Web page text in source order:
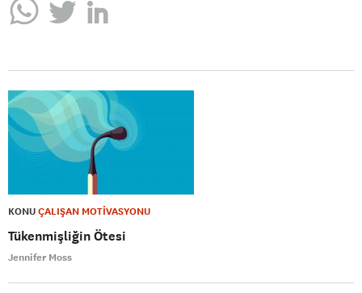
KONUÇALIŞAN MOTİVASYONU
Tükenmişliğin Ötesi
Jennifer Moss